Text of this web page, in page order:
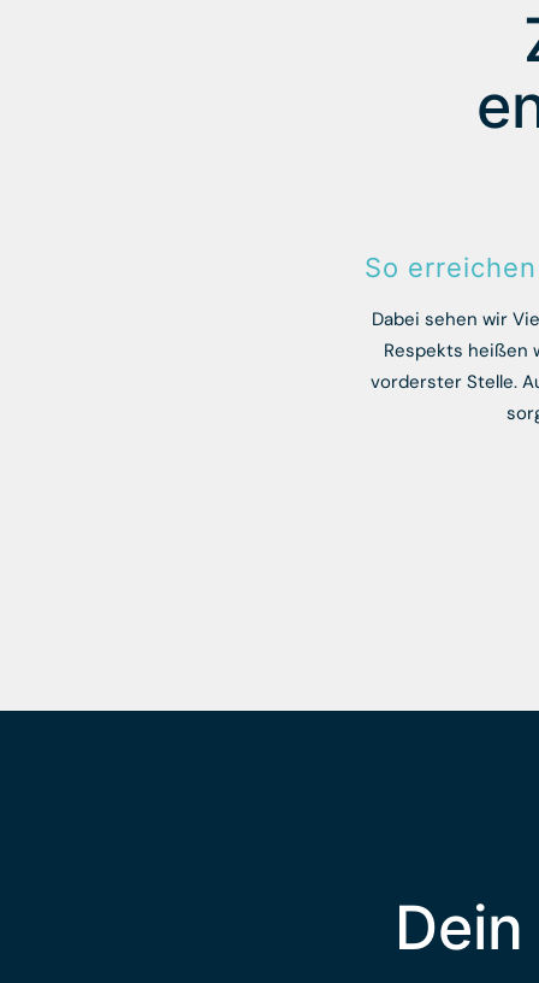
So
Dabei sehen wir
Respekts heißen
vorderster Stelle.